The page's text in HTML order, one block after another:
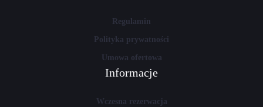
Regulamin
Polityka prywatności
Umowa ofertowa
Informacje
Wczesna rezerwacja